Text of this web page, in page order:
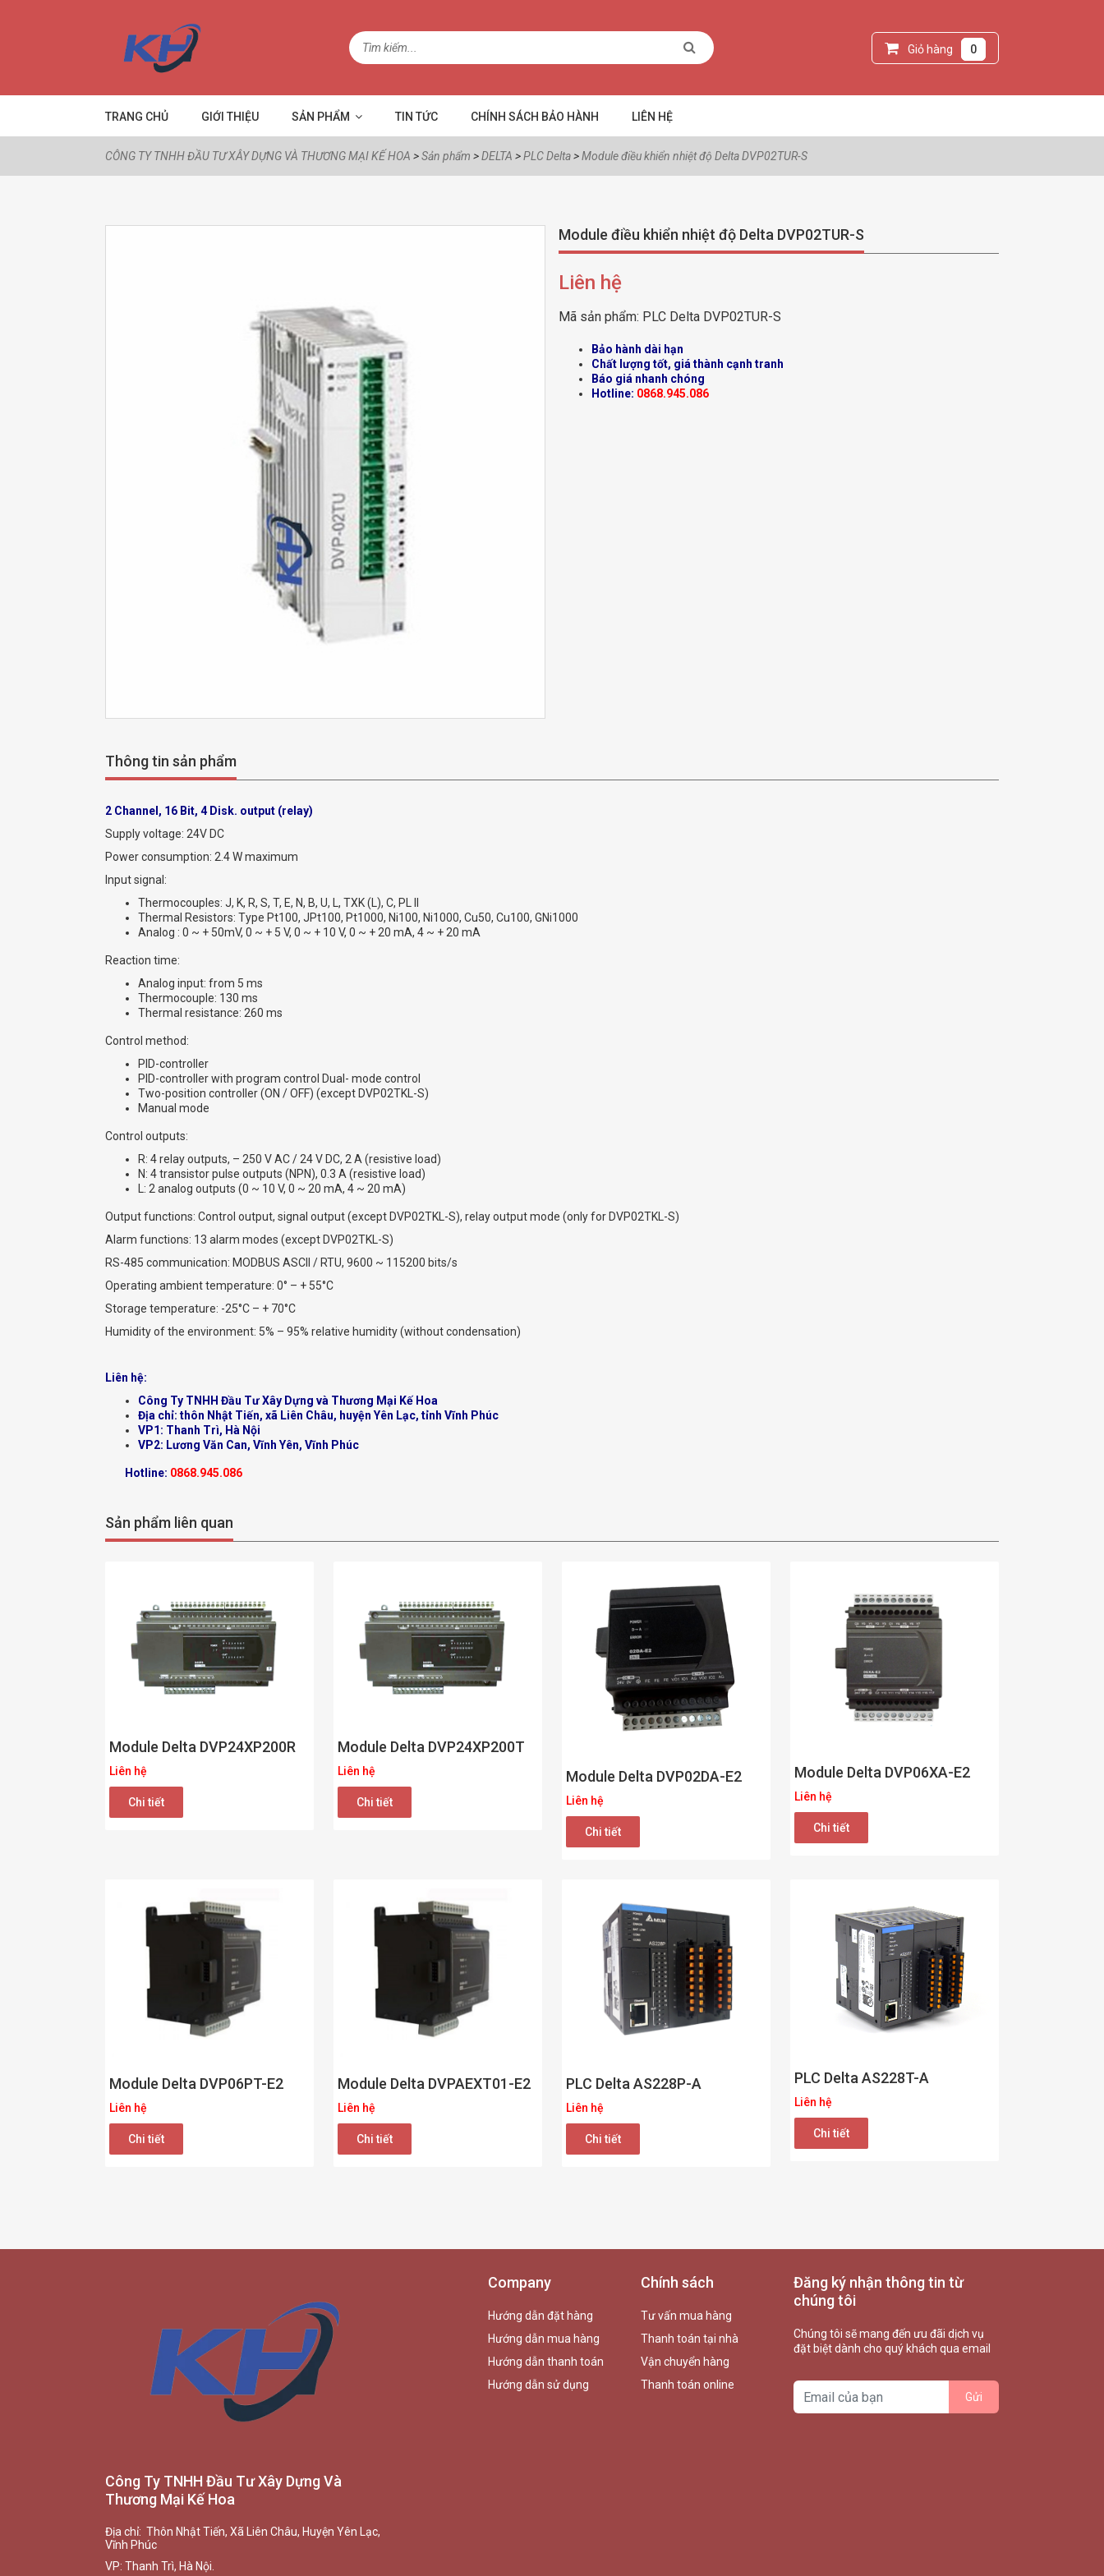
Giỏ hàng 0
TRANG CHỦ GIỚI THIỆU SẢN PHẨM TIN TỨC CHÍNH SÁCH BẢO HÀNH LIÊN HỆ
CÔNG TY TNHH ĐẦU TƯ XÂY DỰNG VÀ THƯƠNG MẠI KẾ HOA >Sản phẩm >DELTA >PLC Delta>Module điều khiển nhiệt độ Delta DVP02TUR-S
Module điều khiển nhiệt độ Delta DVP02TUR-S
Liên hệ
Mã sản phẩm: PLC Delta DVP02TUR-S
Bảo hành dài hạn
Chất lượng tốt, giá thành cạnh tranh
Báo giá nhanh chóng
Hotline: 0868.945.086
Thông tin sản phẩm
2 Channel, 16 Bit, 4 Disk. output (relay)
Supply voltage: 24V DC
Power consumption: 2.4 W maximum
Input signal:
Thermocouples: J, K, R, S, T, E, N, B, U, L, TXK (L), C, PL II
Thermal Resistors: Type Pt100, JPt100, Pt1000, Ni100, Ni1000, Cu50, Cu100, GNi1000
Analog : 0 ~ + 50mV, 0 ~ + 5 V, 0 ~ + 10 V, 0 ~ + 20 mA, 4 ~ + 20 mA
Reaction time:
Analog input: from 5 ms
Thermocouple: 130 ms
Thermal resistance: 260 ms
Control method:
PID-controller
PID-controller with program control Dual- mode control
Two-position controller (ON / OFF) (except DVP02TKL-S)
Manual mode
Control outputs:
R: 4 relay outputs, – 250 V AC / 24 V DC, 2 A (resistive load)
N: 4 transistor pulse outputs (NPN), 0.3 A (resistive load)
L: 2 analog outputs (0 ~ 10 V, 0 ~ 20 mA, 4 ~ 20 mA)
Output functions: Control output, signal output (except DVP02TKL-S), relay output mode (only for DVP02TKL-S)
Alarm functions: 13 alarm modes (except DVP02TKL-S)
RS-485 communication: MODBUS ASCII / RTU, 9600 ~ 115200 bits/s
Operating ambient temperature: 0° – + 55°С
Storage temperature: -25°C – + 70°С
Humidity of the environment: 5% – 95% relative humidity (without condensation)
Liên hệ:
Công Ty TNHH Đầu Tư Xây Dựng và Thương Mại Kế Hoa
Địa chỉ: thôn Nhật Tiến, xã Liên Châu, huyện Yên Lạc, tỉnh Vĩnh Phúc
VP1: Thanh Trì, Hà Nội
VP2: Lương Văn Can, Vĩnh Yên, Vĩnh Phúc
Hotline: 0868.945.086
Sản phẩm liên quan
Module Delta DVP24XP200R
Liên hệ
Chi tiết
Module Delta DVP24XP200T
Liên hệ
Chi tiết
Module Delta DVP02DA-E2
Liên hệ
Chi tiết
Module Delta DVP06XA-E2
Liên hệ
Chi tiết
Module Delta DVP06PT-E2
Liên hệ
Chi tiết
Module Delta DVPAEXT01-E2
Liên hệ
Chi tiết
PLC Delta AS228P-A
Liên hệ
Chi tiết
PLC Delta AS228T-A
Liên hệ
Chi tiết
Công Ty TNHH Đầu Tư Xây Dựng Và
Thương Mại Kế Hoa
Địa chỉ: Thôn Nhật Tiến, Xã Liên Châu, Huyện Yên Lạc,
Vĩnh Phúc
VP: Thanh Trì, Hà Nội.
Company
Hướng dẫn đặt hàng
Hướng dẫn mua hàng
Hướng dẫn thanh toán
Hướng dẫn sử dụng
Chính sách
Tư vấn mua hàng
Thanh toán tại nhà
Vận chuyển hàng
Thanh toán online
Đăng ký nhận thông tin từ
chúng tôi
Chúng tôi sẽ mang đến ưu đãi dịch vụ
đặt biệt dành cho quý khách qua email